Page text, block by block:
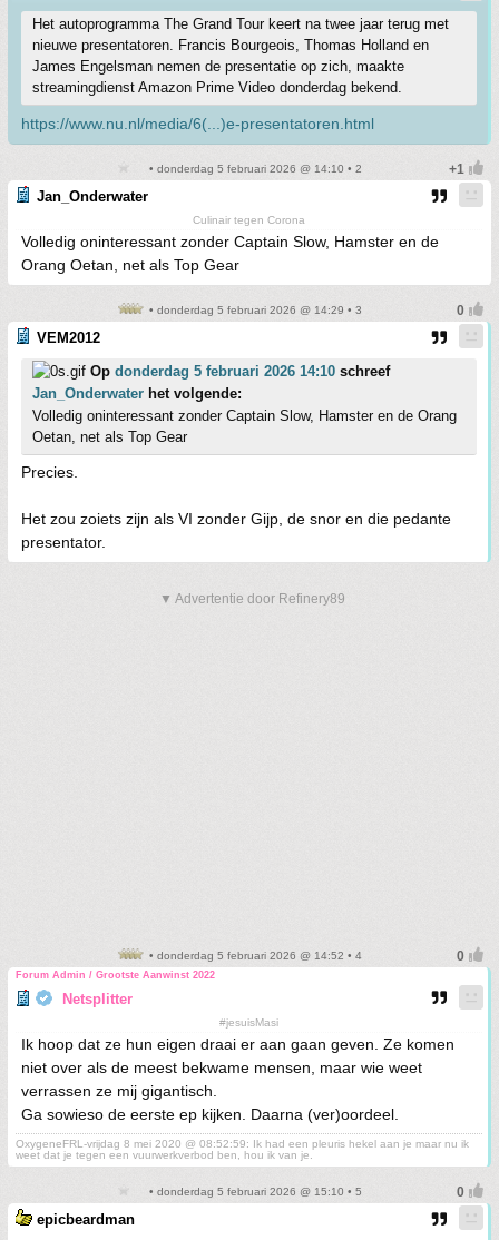
Het autoprogramma The Grand Tour keert na twee jaar terug met
nieuwe presentatoren. Francis Bourgeois, Thomas Holland en
James Engelsman nemen de presentatie op zich, maakte
streamingdienst Amazon Prime Video donderdag bekend.
https://www.nu.nl/media/6(...)e-presentatoren.html
• donderdag 5 februari 2026 @ 14:10 • 2
Jan_Onderwater
Culinair tegen Corona
Volledig oninteressant zonder Captain Slow, Hamster en de
Orang Oetan, net als Top Gear
• donderdag 5 februari 2026 @ 14:29 • 3
VEM2012
Op donderdag 5 februari 2026 14:10 schreef
Jan_Onderwater het volgende:
Volledig oninteressant zonder Captain Slow, Hamster en de Orang
Oetan, net als Top Gear
Precies.
Het zou zoiets zijn als VI zonder Gijp, de snor en die pedante
presentator.
▼ Advertentie door Refinery89
• donderdag 5 februari 2026 @ 14:52 • 4
Forum Admin / Grootste Aanwinst 2022
Netsplitter
#jesuisMasi
Ik hoop dat ze hun eigen draai er aan gaan geven. Ze komen
niet over als de meest bekwame mensen, maar wie weet
verrassen ze mij gigantisch.
Ga sowieso de eerste ep kijken. Daarna (ver)oordeel.
OxygeneFRL-vrijdag 8 mei 2020 @ 08:52:59: Ik had een pleuris hekel aan je maar nu ik
weet dat je tegen een vuurwerkverbod ben, hou ik van je.
• donderdag 5 februari 2026 @ 15:10 • 5
epicbeardman